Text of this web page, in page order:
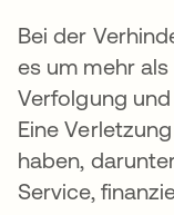
Bei der
es um mehr
Verfolgung
Eine
haben,
Service,